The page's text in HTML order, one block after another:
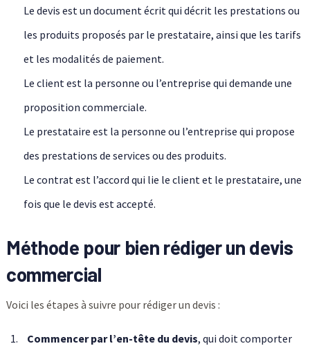
Le devis est un document écrit qui décrit les prestations ou
les produits proposés par le prestataire, ainsi que les tarifs
et les modalités de paiement.
Le client est la personne ou l’entreprise qui demande une
proposition commerciale.
Le prestataire est la personne ou l’entreprise qui propose
des prestations de services ou des produits.
Le contrat est l’accord qui lie le client et le prestataire, une
fois que le devis est accepté.
Méthode pour bien rédiger un devis
commercial
Voici les étapes à suivre pour rédiger un devis :
Commencer par l’en-tête du devis, qui doit comporter